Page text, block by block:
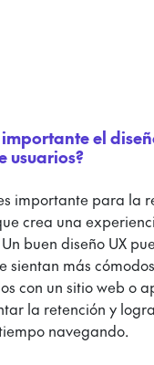
importante el
usuarios?
importante para la
crea una
buen diseño UX
sientan más
con un sitio web o
la retención y
navegando.